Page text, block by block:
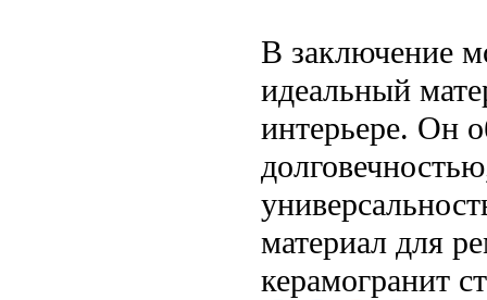
В заключение
идеальный
интерьере. Он
материал для
керамогранит